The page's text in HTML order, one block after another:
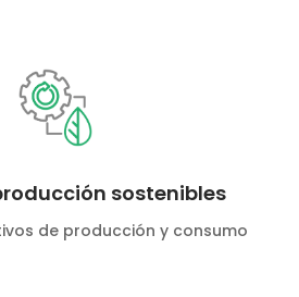
sostenibles
de producción y consumo